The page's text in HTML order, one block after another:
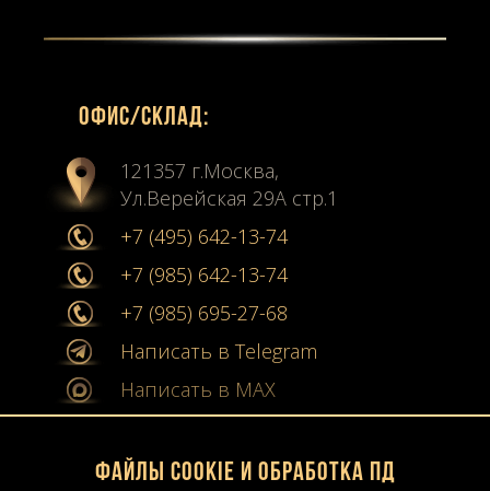
Офиc/склад:
121357 г.Москва,
Ул.Верейская 29А стр.1
+7 (495) 642-13-74
+7 (985) 642-13-74
+7 (985) 695-27-68
Написать в Telegram
Написать в MAX
Файлы Cookie и обработка ПД